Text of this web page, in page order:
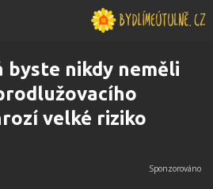
byste nikdy neměli
velké riziko